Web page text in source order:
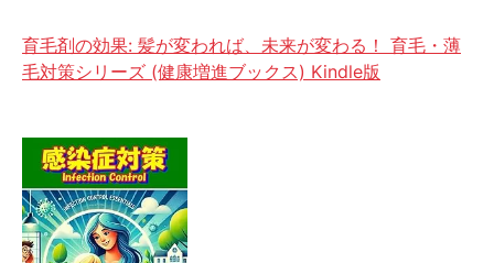
育毛剤の効果: 髪が変われば、未来が変わる！ 育毛・薄
毛対策シリーズ (健康増進ブックス) Kindle版